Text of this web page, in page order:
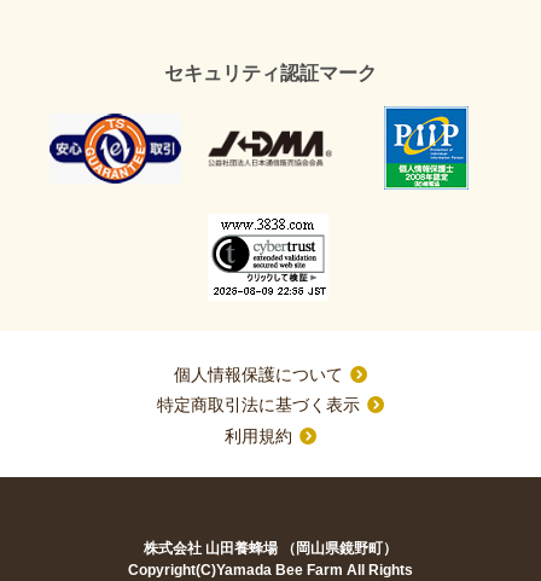
セキュリティ認証マーク
個人情報保護について
特定商取引法に基づく表示
利用規約
株式会社 山田養蜂場 （岡山県鏡野町）
Copyright(C)Yamada Bee Farm All Rights